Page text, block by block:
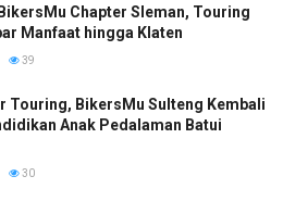
Chapter Sleman, Touring
Manfaat hingga Klaten
39
Touring, BikersMu Sulteng Kembali
Anak Pedalaman Batui
30